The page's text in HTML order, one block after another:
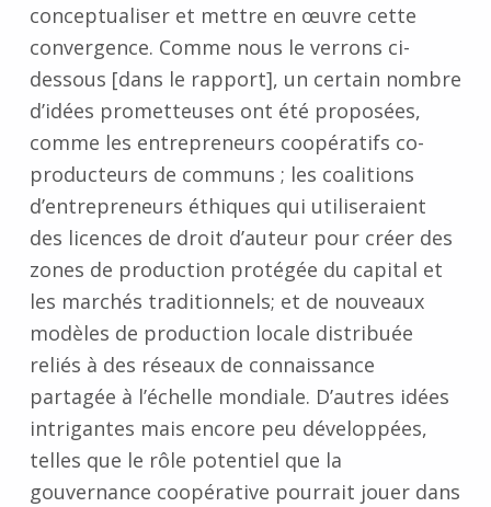
conceptualiser et mettre en œuvre cette
convergence. Comme nous le verrons ci-
dessous [dans le rapport], un certain nombre
d’idées prometteuses ont été proposées,
comme les entrepreneurs coopératifs co-
producteurs de communs ; les coalitions
d’entrepreneurs éthiques qui utiliseraient
des licences de droit d’auteur pour créer des
zones de production protégée du capital et
les marchés traditionnels; et de nouveaux
modèles de production locale distribuée
reliés à des réseaux de connaissance
partagée à l’échelle mondiale. D’autres idées
intrigantes mais encore peu développées,
telles que le rôle potentiel que la
gouvernance coopérative pourrait jouer dans